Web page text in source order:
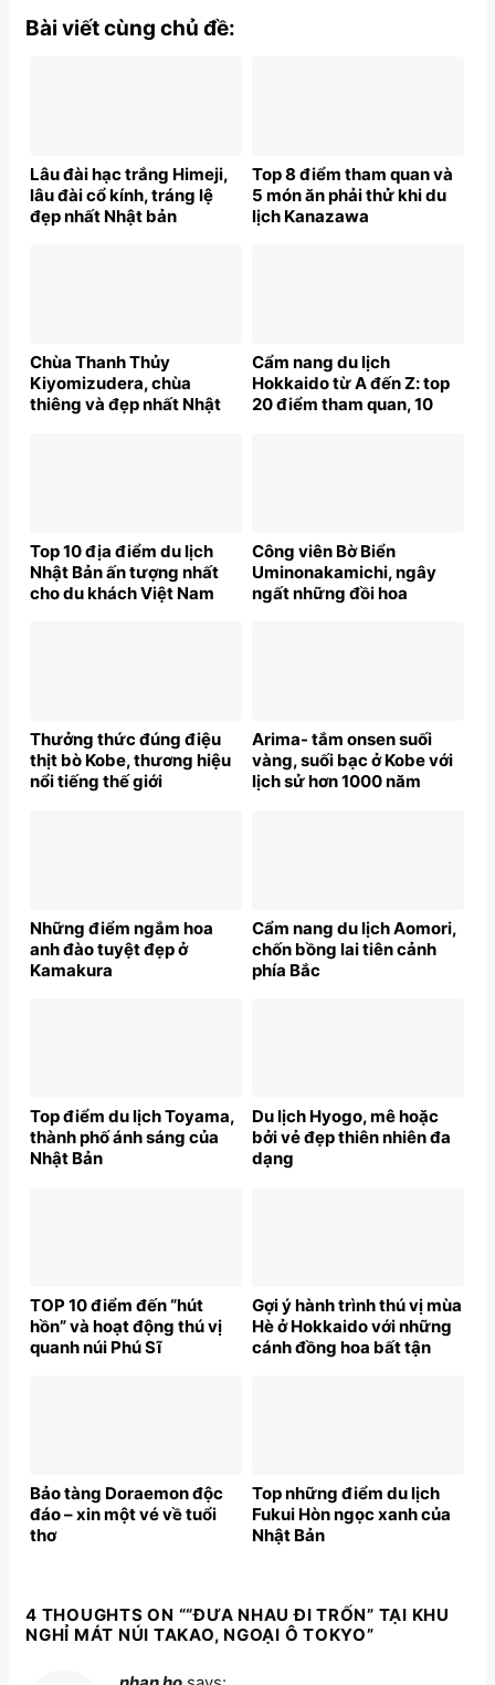
Bài viết cùng chủ đề:
Lâu đài hạc trắng Himeji,
lâu đài cổ kính, tráng lệ
đẹp nhất Nhật bản
Top 8 điểm tham quan và
5 món ăn phải thử khi du
lịch Kanazawa
Chùa Thanh Thủy
Kiyomizudera, chùa
thiêng và đẹp nhất Nhật
Cẩm nang du lịch
Hokkaido từ A đến Z: top
20 điểm tham quan, 10
Top 10 địa điểm du lịch
Nhật Bản ấn tượng nhất
cho du khách Việt Nam
Công viên Bờ Biển
Uminonakamichi, ngây
ngất những đồi hoa
Thưởng thức đúng điệu
thịt bò Kobe, thương hiệu
nổi tiếng thế giới
Arima- tắm onsen suối
vàng, suối bạc ở Kobe với
lịch sử hơn 1000 năm
Những điểm ngắm hoa
anh đào tuyệt đẹp ở
Kamakura
Cẩm nang du lịch Aomori,
chốn bồng lai tiên cảnh
phía Bắc
Top điểm du lịch Toyama,
thành phố ánh sáng của
Nhật Bản
Du lịch Hyogo, mê hoặc
bởi vẻ đẹp thiên nhiên đa
dạng
TOP 10 điểm đến “hút
hồn” và hoạt động thú vị
quanh núi Phú Sĩ
Gợi ý hành trình thú vị mùa
Hè ở Hokkaido với những
cánh đồng hoa bất tận
Bảo tàng Doraemon độc
đáo – xin một vé về tuổi
thơ
Top những điểm du lịch
Fukui Hòn ngọc xanh của
Nhật Bản
4 THOUGHTS ON ““ĐƯA NHAU ĐI TRỐN” TẠI KHU
NGHỈ MÁT NÚI TAKAO, NGOẠI Ô TOKYO”